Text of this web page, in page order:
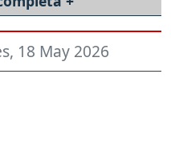
18 May 2026